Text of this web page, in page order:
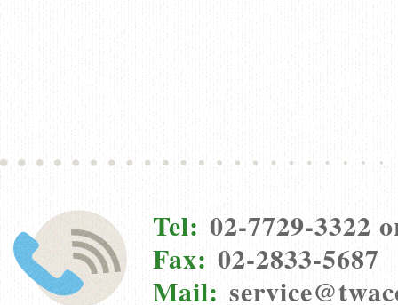
Tel: 02-7729-3322
Fax: 02-2833-5687
Mail: